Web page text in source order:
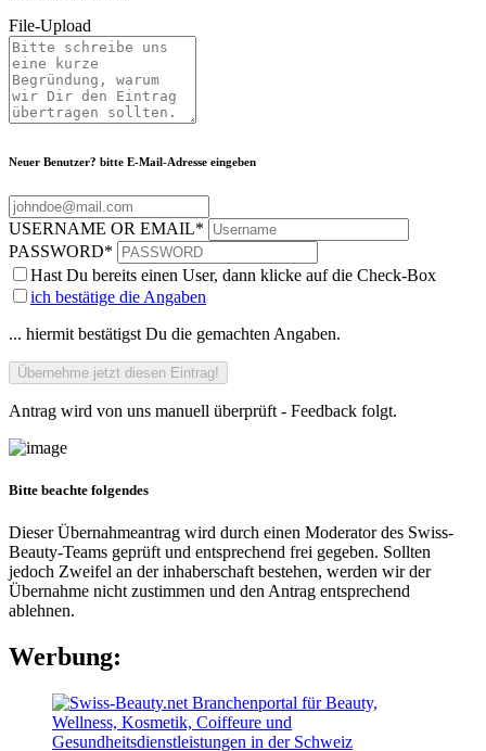
File-Upload
Neuer Benutzer? bitte E-Mail-Adresse eingeben
USERNAME OR EMAIL*
PASSWORD*
Hast Du bereits einen User, dann klicke auf die Check-Box
ich bestätige die Angaben
... hiermit bestätigst Du die gemachten Angaben.
Antrag wird von uns manuell überprüft - Feedback folgt.
Bitte beachte folgendes
Dieser Übernahmeantrag wird durch einen Moderator des Swiss-
Beauty-Teams geprüft und entsprechend frei gegeben. Sollten
jedoch Zweifel an der inhaberschaft bestehen, werden wir der
Übernahme nicht zustimmen und den Antrag entsprechend
ablehnen.
Werbung: